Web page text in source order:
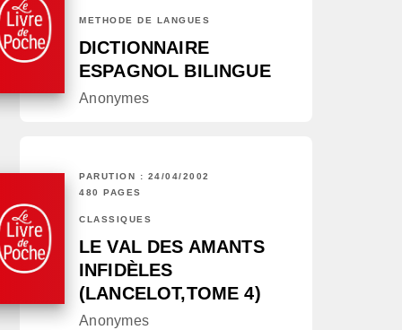
MÉTHODE DE LANGUES
DICTIONNAIRE
ESPAGNOL BILINGUE
Anonymes
PARUTION : 24/04/2002
480 PAGES
CLASSIQUES
LE VAL DES AMANTS
INFIDÈLES
(LANCELOT,TOME 4)
Anonymes